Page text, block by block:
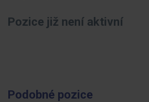
Pozice již není aktivní
Podobné pozice